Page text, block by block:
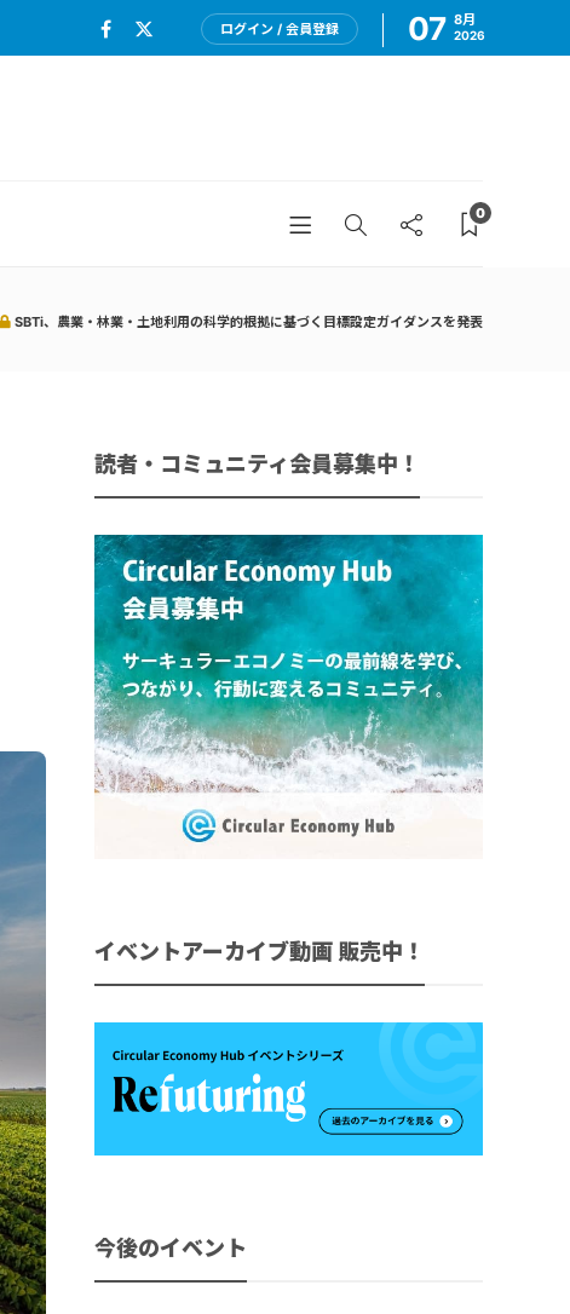
ログイン / 会員登録 07 8月
2026
0
SBTi、農業・林業・土地利用の科学的根拠に基づく目標設定ガイダンスを発表
読者・コミュニティ会員募集中！
イベントアーカイブ動画 販売中！
今後のイベント